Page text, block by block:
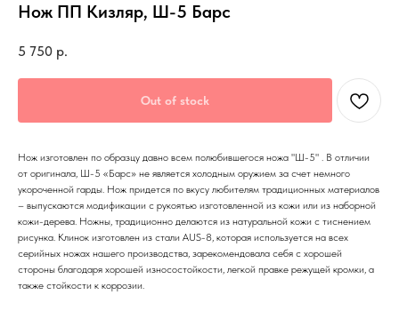
Нож ПП Кизляр, Ш-5 Барс
5 750 р.
Out of stock
Нож изготовлен по образцу давно всем полюбившегося ножа "Ш-5" . В отличии
от оригинала, Ш-5 «Барс» не является холодным оружием за счет немного
укороченной гарды. Нож придется по вкусу любителям традиционных материалов
– выпускаются модификации с рукоятью изготовленной из кожи или из наборной
кожи-дерева. Ножны, традиционно делаются из натуральной кожи с тиснением
рисунка. Клинок изготовлен из стали AUS-8, которая используется на всех
серийных ножах нашего производства, зарекомендовала себя с хорошей
стороны благодаря хорошей износостойкости, легкой правке режущей кромки, а
также стойкости к коррозии.